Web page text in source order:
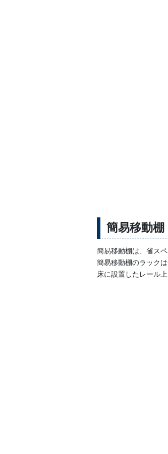
簡易移動
簡易移動棚は、省ス
簡易移動棚のラック
床に設置したレール